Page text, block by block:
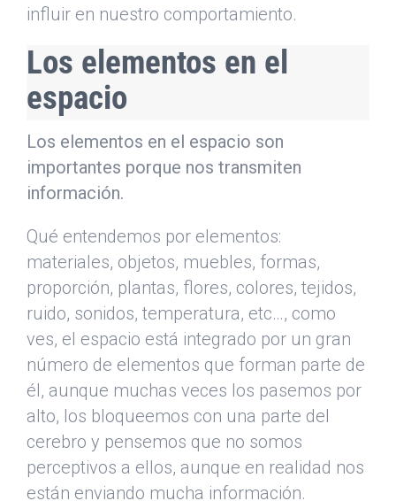
influir en nuestro comportamiento.
Los elementos en el
espacio
Los elementos en el espacio son
importantes porque nos transmiten
información.
Qué entendemos por elementos:
materiales, objetos, muebles, formas,
proporción, plantas, flores, colores, tejidos,
ruido, sonidos, temperatura, etc…, como
ves, el espacio está integrado por un gran
número de elementos que forman parte de
él, aunque muchas veces los pasemos por
alto, los bloqueemos con una parte del
cerebro y pensemos que no somos
perceptivos a ellos, aunque en realidad nos
están enviando mucha información.